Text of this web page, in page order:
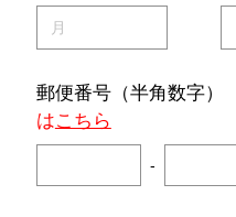
郵便番号（半角数字）
はこちら
-